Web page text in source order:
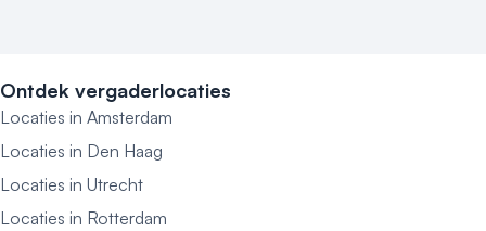
Ontdek vergaderlocaties
Locaties in Amsterdam
Locaties in Den Haag
Locaties in Utrecht
Locaties in Rotterdam